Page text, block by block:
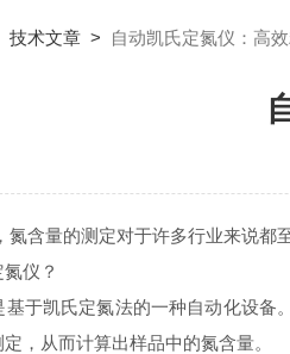
技术文章 > 自动凯氏定氮仪：高
量的测定对于许多行业来说都至
仪？
凯氏定氮法的一种自动化设备。
，从而计算出样品中的氮含量。